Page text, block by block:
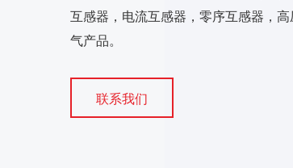
互感器，电流互感器，零序互感器，
气产品。
联系我们